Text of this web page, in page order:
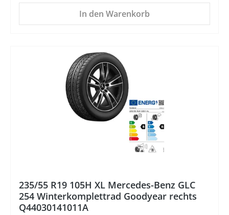
In den Warenkorb
235/55 R19 105H XL Mercedes-Benz GLC
254 Winterkomplettrad Goodyear rechts
Q44030141011A